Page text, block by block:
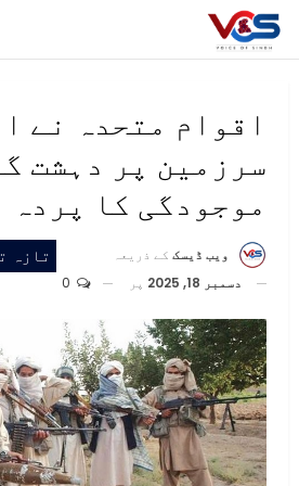
اقوام متحدہ نے
سرزمین پر دہشت
موجودگی کا پردہ
تازہ ویب ڈیسک کے ذریعہ
دسمبر 18, 2025
پر